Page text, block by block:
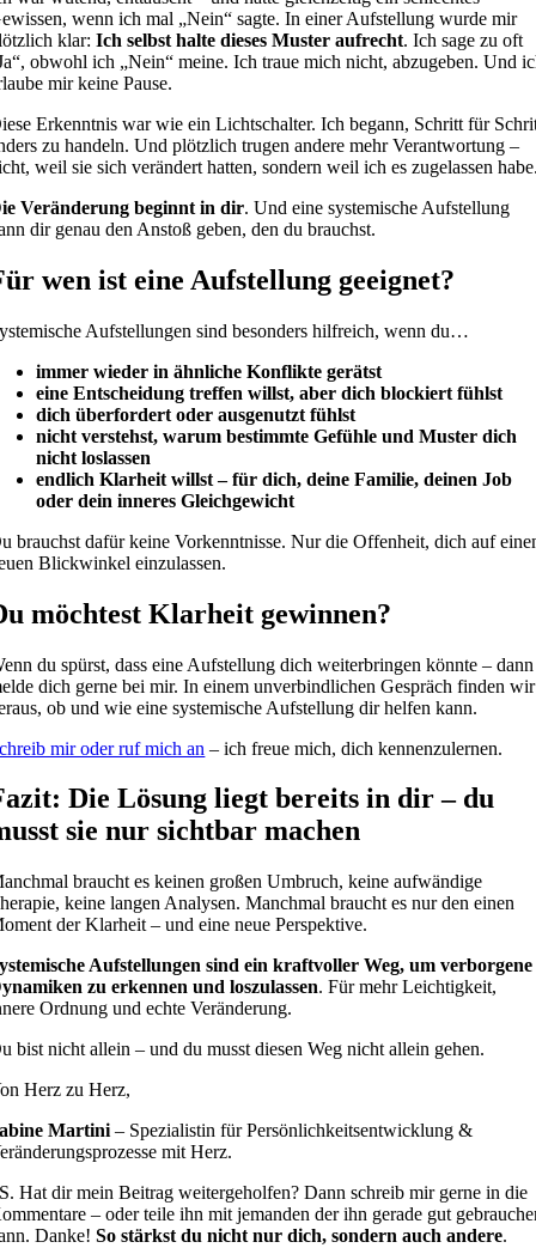
wenn ich mal „Nein“ sagte. In einer Aufstellung wurde mir
klar:Ich selbst halte dieses Muster aufrecht. Ich sage zu oft
obwohl ich „Nein“ meine. Ich traue mich nicht, abzugeben. Und
mir keine Pause.
Erkenntnis war wie ein Lichtschalter. Ich begann, Schritt für
zu handeln. Und plötzlich trugen andere mehr Verantwortung –
weil sie sich verändert hatten, sondern weil ich es zugelassen
Veränderung beginnt in dir. Und eine systemische Aufstellung
dir genau den Anstoß geben, den du brauchst.
wen ist eine Aufstellung geeignet?
Aufstellungen sind besonders hilfreich, wenn du…
immer wieder in ähnliche Konflikte gerätst
eine Entscheidung treffen willst, aber dich blockiert fühlst
dich überfordert oder ausgenutzt fühlst
nicht verstehst, warum bestimmte Gefühle und Muster dich
nicht loslassen
endlich Klarheit willst – für dich, deine Familie, deinen Job
oder dein inneres Gleichgewicht
brauchst dafür keine Vorkenntnisse. Nur die Offenheit, dich auf
Blickwinkel einzulassen.
möchtest Klarheit gewinnen?
du spürst, dass eine Aufstellung dich weiterbringen könnte – dann
dich gerne bei mir. In einem unverbindlichen Gespräch finden wir
ob und wie eine systemische Aufstellung dir helfen kann.
mir oder ruf mich an – ich freue mich, dich kennenzulernen.
Die Lösung liegt bereits in dir – du
sie nur sichtbar machen
braucht es keinen großen Umbruch, keine aufwändige
keine langen Analysen. Manchmal braucht es nur den einen
der Klarheit – und eine neue Perspektive.
Aufstellungen sind ein kraftvoller Weg, um verborgene
zu erkennen und loszulassen. Für mehr Leichtigkeit,
Ordnung und echte Veränderung.
bist nicht allein – und du musst diesen Weg nicht allein gehen.
Herz zu Herz,
Martini– Spezialistin für Persönlichkeitsentwicklung &
mit Herz.
Hat dir mein Beitrag weitergeholfen? Dann schreib mir gerne in die
– oder teile ihn mit jemanden der ihn gerade gut
Danke!So stärkst du nicht nur dich, sondern auch andere.